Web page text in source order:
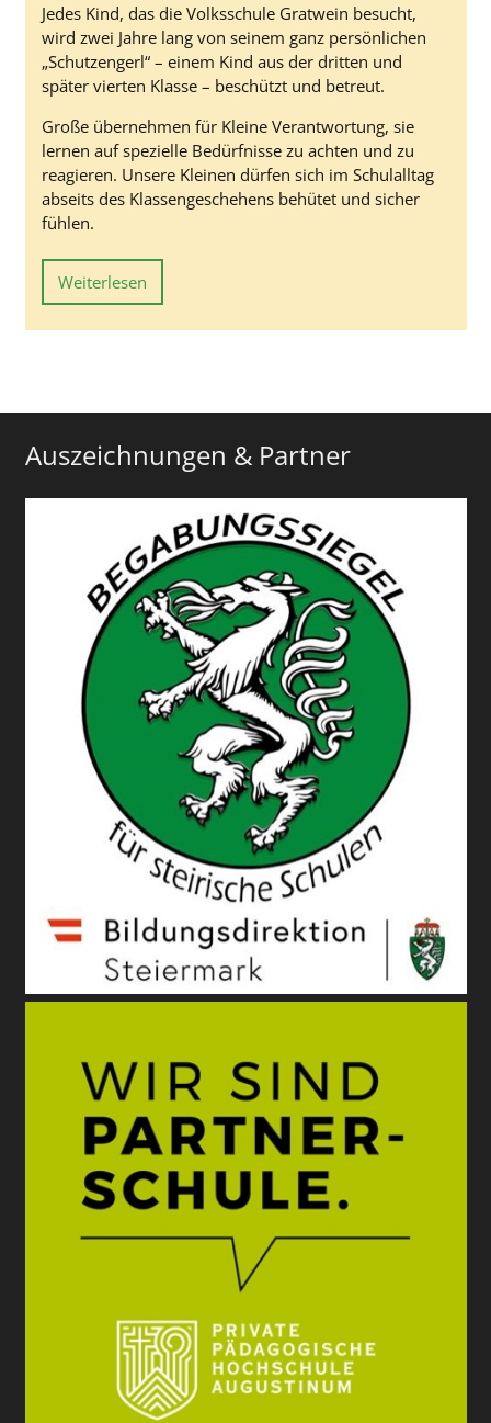
Jedes Kind, das die Volksschule Gratwein besucht,
wird zwei Jahre lang von seinem ganz persönlichen
„Schutzengerl“ – einem Kind aus der dritten und
später vierten Klasse – beschützt und betreut.
Große übernehmen für Kleine Verantwortung, sie
lernen auf spezielle Bedürfnisse zu achten und zu
reagieren. Unsere Kleinen dürfen sich im Schulalltag
abseits des Klassengeschehens behütet und sicher
fühlen.
Weiterlesen
Auszeichnungen & Partner